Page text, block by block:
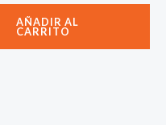
AÑADIR AL
CARRITO